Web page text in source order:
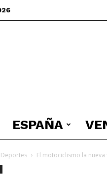
ESPAÑA
Deportes El motociclismo la